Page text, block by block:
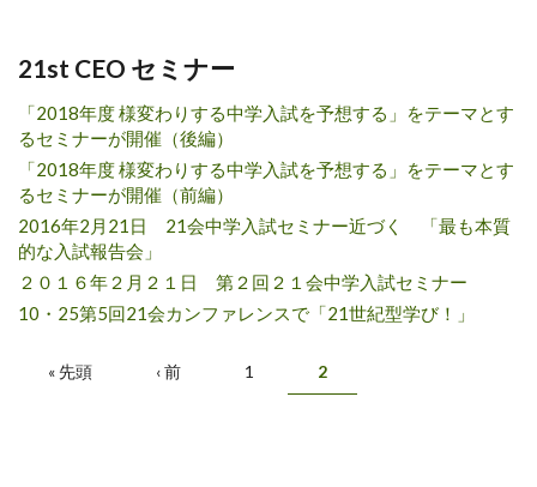
21st CEO セミナー
「2018年度 様変わりする中学入試を予想する」をテーマとす
るセミナーが開催（後編）
「2018年度 様変わりする中学入試を予想する」をテーマとす
るセミナーが開催（前編）
2016年2月21日 21会中学入試セミナー近づく 「最も本質
的な入試報告会」
２０１６年２月２１日 第２回２１会中学入試セミナー
10・25第5回21会カンファレンスで「21世紀型学び！」
ページ
« 先頭 ‹ 前 1 2